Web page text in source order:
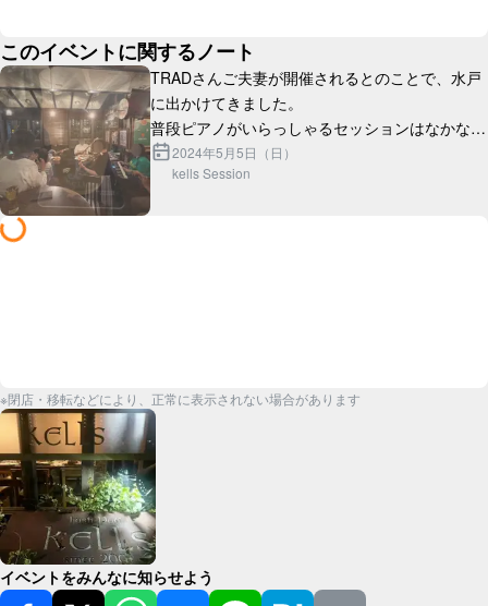
このイベントに関するノート
TRADさんご夫妻が開催されるとのことで、水戸
に出かけてきました。
普段ピアノがいらっしゃるセッションはなかなか
参加していないのですが、セッション全体がノリ
ノリになってとても新鮮ですね。
2024年5月5日（日）
kells Session
※閉店・移転などにより、正常に表示されない場合があります
イベントをみんなに知らせよう